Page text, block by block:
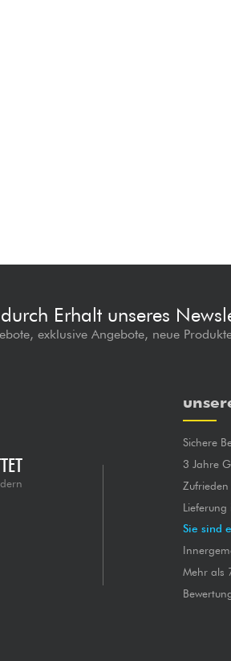
durch Erhalt unseres
exklusive Angebote, neue
Sichere
3 Jahre
Lieferung
Sie sind
Mehr als